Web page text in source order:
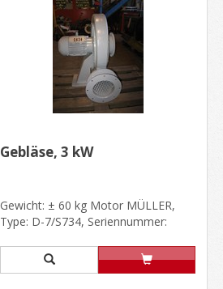
Gebläse, 3 kW
Gewicht: ± 60 kg Motor MÜLLER,
Type: D-7/S734, Seriennummer: